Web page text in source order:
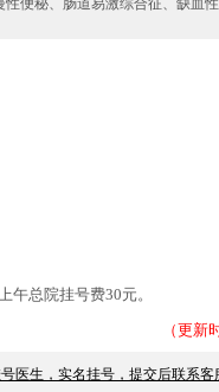
便秘、肠道易激综合征、缺血
午总院挂号费30元。
（更新
医生，实名挂号，提交后联系客